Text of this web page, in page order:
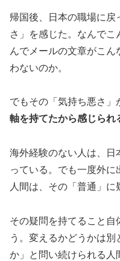
帰国後、日本の職場に戻
さ」を感じた。なんで
んでメールの文章がこ
わないのか。
でもその「気持ち悪さ」
軸を持てたから感じられ
海外経験のない人は、日
っている。でも一度外
人間は、その「普通」に
その疑問を持てること自
う。変えるかどうかは
か」と問い続けられる人